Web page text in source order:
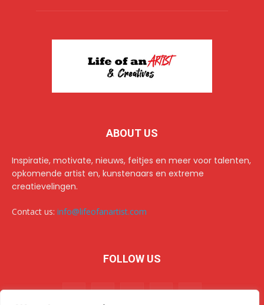
ABOUT US
Inspiratie, motivate, nieuws, feitjes en meer voor talenten,
opkomende artist en, kunstenaars en extreme
creatievelingen.
Contact us: info@lifeofanartist.com
FOLLOW US